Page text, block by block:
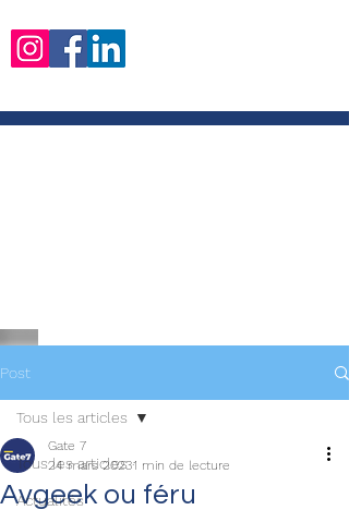
Post
Tous les articles
Actualités
Tous les articles
Avgeek ou féru
Gate 7
24 mars 20231 min de lecture